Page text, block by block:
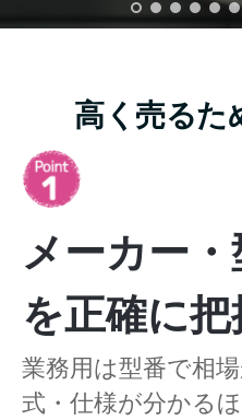
高く売るた
メーカー
を正確に
業務用は型番で相
式・仕様が分かる